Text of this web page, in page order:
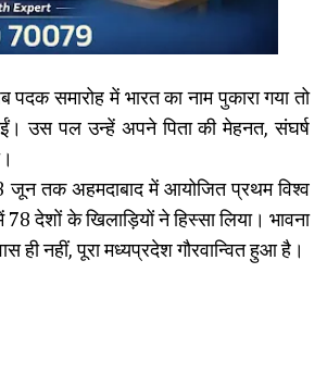
पदक समारोह में भारत का नाम पुकारा गया तो
उस पल उन्हें अपने पिता की मेहनत, संघर्ष
जून तक अहमदाबाद में आयोजित प्रथम विश्व
78 देशों के खिलाड़ियों ने हिस्सा लिया। भावना
ही नहीं, पूरा मध्यप्रदेश गौरवान्वित हुआ है।